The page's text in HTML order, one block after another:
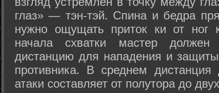
глаз» — тэн-тэй. Спина и бедра
нужно ощущать приток ки от
начала схватки мастер должен
дистанцию для нападения и
противника. В среднем
атаки составляет от полутора до